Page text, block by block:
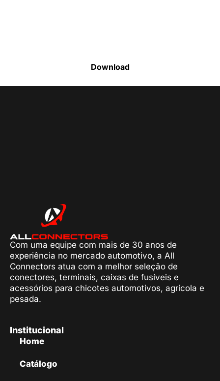
Download
Com uma equipe com mais de 30 anos de
experiência no mercado automotivo, a All
Connectors atua com a melhor seleção de
conectores, terminais, caixas de fusíveis e
acessórios para chicotes automotivos, agrícola e
pesada.
Institucional
Home
Catálogo